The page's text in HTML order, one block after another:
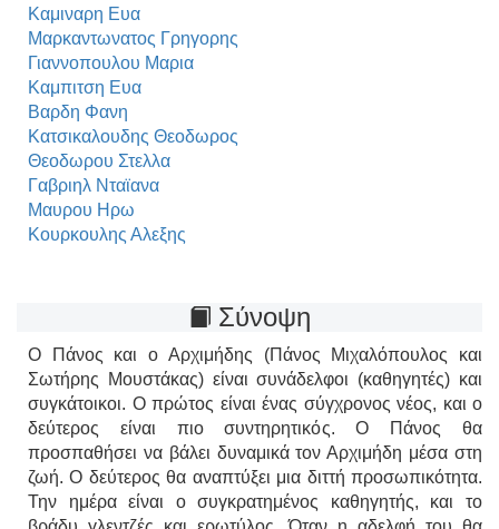
Καμιναρη Ευα
Μαρκαντωνατος Γρηγορης
Γιαννοπουλου Μαρια
Καμπιτση Ευα
Βαρδη Φανη
Κατσικαλουδης Θεοδωρος
Θεοδωρου Στελλα
Γαβριηλ Νταϊανα
Μαυρου Ηρω
Κουρκουλης Αλεξης
Σύνοψη
Ο Πάνος και ο Αρχιμήδης (Πάνος Μιχαλόπουλος και
Σωτήρης Μουστάκας) είναι συνάδελφοι (καθηγητές) και
συγκάτοικοι. Ο πρώτος είναι ένας σύγχρονος νέος, και ο
δεύτερος είναι πιο συντηρητικός. Ο Πάνος θα
προσπαθήσει να βάλει δυναμικά τον Αρχιμήδη μέσα στη
ζωή. Ο δεύτερος θα αναπτύξει μια διττή προσωπικότητα.
Την ημέρα είναι ο συγκρατημένος καθηγητής, και το